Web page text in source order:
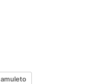
amuleto